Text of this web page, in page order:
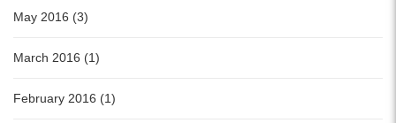
May 2016 (3)
March 2016 (1)
February 2016 (1)